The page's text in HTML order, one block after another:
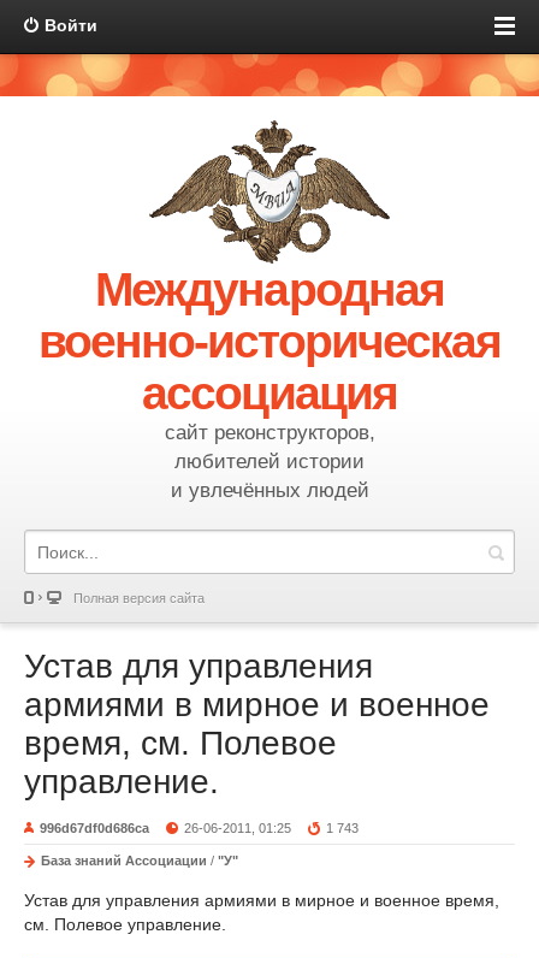
Войти
Международная
военно-историческая
ассоциация
сайт реконструкторов,
любителей истории
и увлечённых людей
Полная версия сайта
Устав для управления
армиями в мирное и военное
время, см. Полевое
управление.
996d67df0d686ca 26-06-2011, 01:25 1 743
База знаний Ассоциации / "У"
Устав для управления армиями в мирное и военное время,
см. Полевое управление.